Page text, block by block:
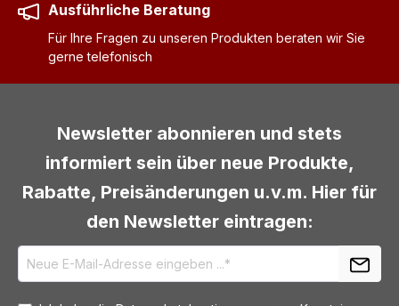
Ausführliche Beratung
Für Ihre Fragen zu unseren Produkten beraten wir Sie
gerne telefonisch
Newsletter abonnieren und stets
informiert sein über neue Produkte,
Rabatte, Preisänderungen u.v.m. Hier für
den Newsletter eintragen: